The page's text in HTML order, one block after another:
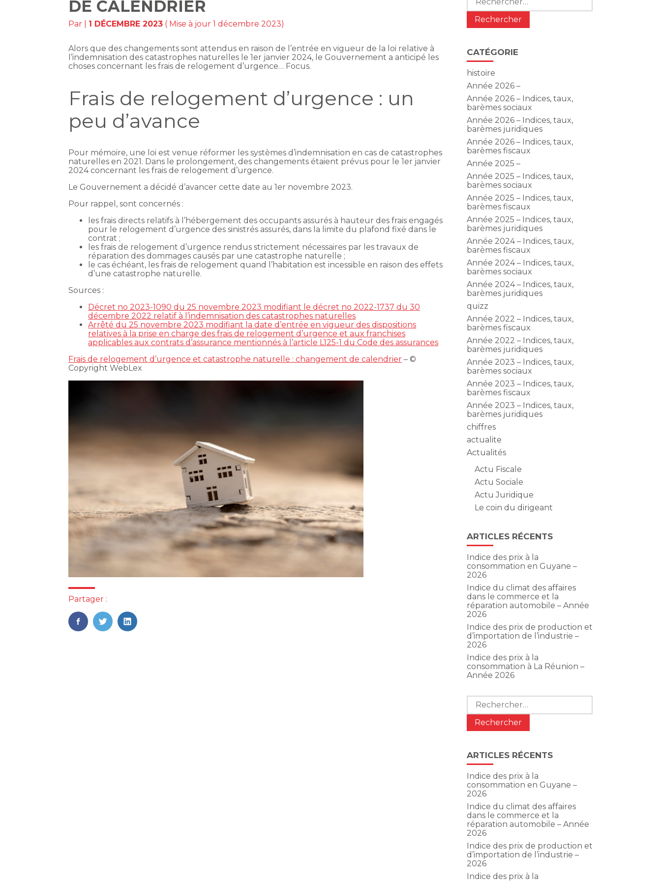
DE CALENDRIER
Par 1 DÉCEMBRE 2023 ( Mise à jour 1 décembre 2023)
Alors que des changements sont attendus en raison de l’entrée en vigueur de la loi relative à
l’indemnisation des catastrophes naturelles le 1er janvier 2024, le Gouvernement a anticipé les
choses concernant les frais de relogement d’urgence… Focus.
Frais de relogement d’urgence : un
peu d’avance
Pour mémoire, une loi est venue réformer les systèmes d’indemnisation en cas de catastrophes
naturelles en 2021. Dans le prolongement, des changements étaient prévus pour le 1er janvier
2024 concernant les frais de relogement d’urgence.
Le Gouvernement a décidé d’avancer cette date au 1er novembre 2023.
Pour rappel, sont concernés :
les frais directs relatifs à l’hébergement des occupants assurés à hauteur des frais engagés
pour le relogement d’urgence des sinistrés assurés, dans la limite du plafond fixé dans le
contrat ;
les frais de relogement d’urgence rendus strictement nécessaires par les travaux de
réparation des dommages causés par une catastrophe naturelle ;
le cas échéant, les frais de relogement quand l’habitation est incessible en raison des effets
d’une catastrophe naturelle.
Sources :
Décret no 2023-1090 du 25 novembre 2023 modifiant le décret no 2022-1737 du 30
décembre 2022 relatif à l’indemnisation des catastrophes naturelles
Arrêté du 25 novembre 2023 modifiant la date d’entrée en vigueur des dispositions
relatives à la prise en charge des frais de relogement d’urgence et aux franchises
applicables aux contrats d’assurance mentionnés à l’article L125-1 du Code des assurances
Frais de relogement d’urgence et catastrophe naturelle : changement de calendrier – ©
Copyright WebLex
Partager :
FaceBook
TwitterLinkedIn
CATÉGORIE
histoire
Année 2026 –
Année 2026 – Indices, taux,
barèmes sociaux
Année 2026 – Indices, taux,
barèmes juridiques
Année 2026 – Indices, taux,
barèmes fiscaux
Année 2025 –
Année 2025 – Indices, taux,
barèmes sociaux
Année 2025 – Indices, taux,
barèmes fiscaux
Année 2025 – Indices, taux,
barèmes juridiques
Année 2024 – Indices, taux,
barèmes fiscaux
Année 2024 – Indices, taux,
barèmes sociaux
Année 2024 – Indices, taux,
barèmes juridiques
quizz
Année 2022 – Indices, taux,
barèmes fiscaux
Année 2022 – Indices, taux,
barèmes juridiques
Année 2023 – Indices, taux,
barèmes sociaux
Année 2023 – Indices, taux,
barèmes fiscaux
Année 2023 – Indices, taux,
barèmes juridiques
chiffres
actualite
Actualités
Actu Fiscale
Actu Sociale
Actu Juridique
Le coin du dirigeant
ARTICLES RÉCENTS
Indice des prix à la
consommation en Guyane –
2026
Indice du climat des affaires
dans le commerce et la
réparation automobile – Année
2026
Indice des prix de production et
d’importation de l’industrie –
2026
Indice des prix à la
consommation à La Réunion –
Année 2026
Rechercher :
ARTICLES RÉCENTS
Indice des prix à la
consommation en Guyane –
2026
Indice du climat des affaires
dans le commerce et la
réparation automobile – Année
2026
Indice des prix de production et
d’importation de l’industrie –
2026
Indice des prix à la